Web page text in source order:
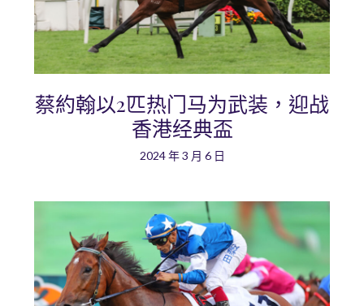
蔡約翰以2匹热门马为武装，迎战
香港经典盃
2024 年 3 月 6 日